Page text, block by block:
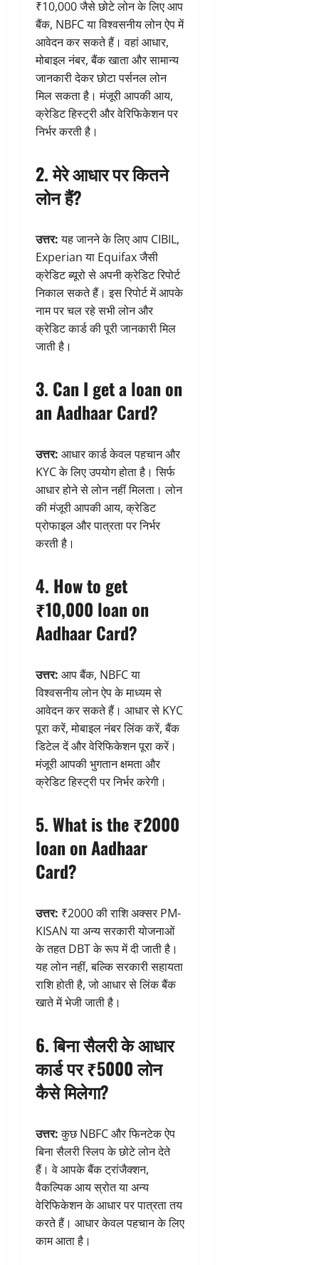
₹10,000 जैसे छोटे लोन के लिए आप
बैंक, NBFC या विश्वसनीय लोन ऐप में
आवेदन कर सकते हैं। वहां आधार,
मोबाइल नंबर, बैंक खाता और सामान्य
जानकारी देकर छोटा पर्सनल लोन
मिल सकता है। मंजूरी आपकी आय,
क्रेडिट हिस्ट्री और वेरिफिकेशन पर
निर्भर करती है।
2. मेरे आधार पर कितने
लोन हैं?
उत्तर:यह जानने के लिए आप CIBIL,
Experian या Equifax जैसी
क्रेडिट ब्यूरो से अपनी क्रेडिट रिपोर्ट
निकाल सकते हैं। इस रिपोर्ट में आपके
नाम पर चल रहे सभी लोन और
क्रेडिट कार्ड की पूरी जानकारी मिल
जाती है।
3. Can I get a loan on
an Aadhaar Card?
उत्तर: आधार कार्ड केवल पहचान और
KYC के लिए उपयोग होता है। सिर्फ
आधार होने से लोन नहीं मिलता। लोन
की मंजूरी आपकी आय, क्रेडिट
प्रोफाइल और पात्रता पर निर्भर
करती है।
4. How to get
₹10,000 loan on
Aadhaar Card?
उत्तर: आप बैंक, NBFC या
विश्वसनीय लोन ऐप के माध्यम से
आवेदन कर सकते हैं। आधार से KYC
पूरा करें, मोबाइल नंबर लिंक करें, बैंक
डिटेल दें और वेरिफिकेशन पूरा करें।
मंजूरी आपकी भुगतान क्षमता और
क्रेडिट हिस्ट्री पर निर्भर करेगी।
5. What is the ₹2000
loan on Aadhaar
Card?
उत्तर: ₹2000 की राशि अक्सर PM-
KISAN या अन्य सरकारी योजनाओं
के तहत DBT के रूप में दी जाती है।
यह लोन नहीं, बल्कि सरकारी सहायता
राशि होती है, जो आधार से लिंक बैंक
खाते में भेजी जाती है।
6. बिना सैलरी के आधार
कार्ड पर ₹5000 लोन
कैसे मिलेगा?
उत्तर:कुछ NBFC और फिनटेक ऐप
बिना सैलरी स्लिप के छोटे लोन देते
हैं। वे आपके बैंक ट्रांजैक्शन,
वैकल्पिक आय स्रोत या अन्य
वेरिफिकेशन के आधार पर पात्रता तय
करते हैं। आधार केवल पहचान के लिए
काम आता है।